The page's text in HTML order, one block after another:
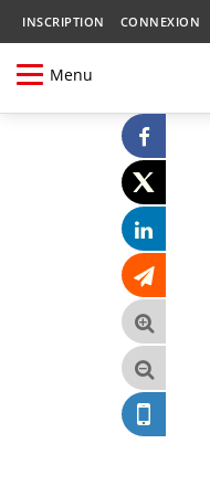
INSCRIPTION CONNEXION
Menu